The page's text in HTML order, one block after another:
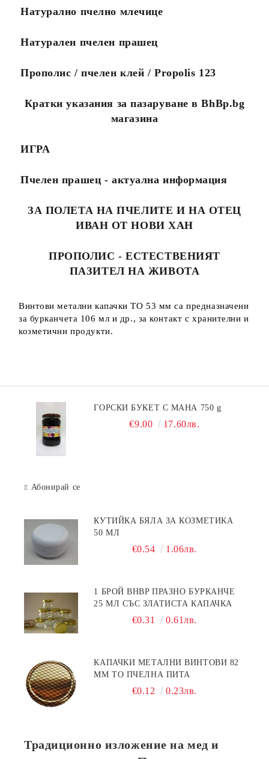
0888323134.
10 работни дни.
Натурално пчелно млечице
Натурален пчелен прашец
Прополис / пчелен клей / Propolis 123
Кратки указания за пазаруване в BhBp.bg
магазина
ИГРА
Пчелен прашец - актуална информация
ЗА ПОЛЕТА НА ПЧЕЛИТЕ И НА ОТЕЦ
ИВАН ОТ НОВИ ХАН
ПРОПОЛИС - ЕСТЕСТВЕНИЯТ
ПАЗИТЕЛ НА ЖИВОТА
Винтови метални капачки ТО 53 мм са предназначени
за бурканчета 106 мл и др., за контакт с хранителни и
козметични продукти.
ГОРСКИ БУКЕТ С МАНА 750 g
€9.00 17.60лв.
Абонирай се
КУТИЙКА БЯЛА ЗА КОЗМЕТИКА
50 МЛ
€0.54 1.06лв.
1 БРОЙ BHBP ПРАЗНО БУРКАНЧЕ
25 МЛ СЪС ЗЛАТИСТА КАПАЧКА
€0.31 0.61лв.
КАПАЧКИ МЕТАЛНИ ВИНТОВИ 82
ММ ТО ПЧЕЛНА ПИТА
€0.12 0.23лв.
Традиционно изложение на мед и